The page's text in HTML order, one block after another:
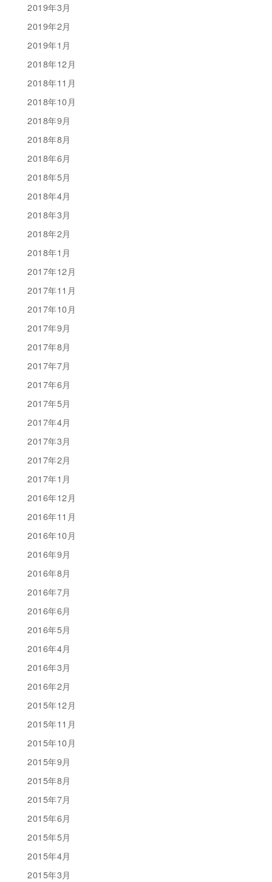
2019年3月
2019年2月
2019年1月
2018年12月
2018年11月
2018年10月
2018年9月
2018年8月
2018年6月
2018年5月
2018年4月
2018年3月
2018年2月
2018年1月
2017年12月
2017年11月
2017年10月
2017年9月
2017年8月
2017年7月
2017年6月
2017年5月
2017年4月
2017年3月
2017年2月
2017年1月
2016年12月
2016年11月
2016年10月
2016年9月
2016年8月
2016年7月
2016年6月
2016年5月
2016年4月
2016年3月
2016年2月
2015年12月
2015年11月
2015年10月
2015年9月
2015年8月
2015年7月
2015年6月
2015年5月
2015年4月
2015年3月